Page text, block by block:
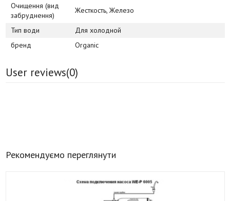
Очищення (вид
забруднення)
Жесткость, Железо
Тип води
Для холодной
бренд
Organic
User reviews(0)
Рекомендуємо переглянути